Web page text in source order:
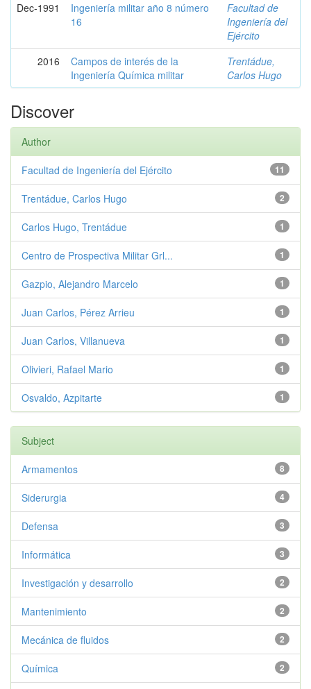
Dec-1991
Ingeniería militar año 8 número
16
Facultad de
Ingeniería del
Ejército
2016
Campos de interés de la
Ingeniería Química militar
Trentádue,
Carlos Hugo
Discover
Author
11
Facultad de Ingeniería del Ejército
2
Trentádue, Carlos Hugo
1
Carlos Hugo, Trentádue
1
Centro de Prospectiva Militar Grl...
1
Gazpio, Alejandro Marcelo
1
Juan Carlos, Pérez Arrieu
1
Juan Carlos, Villanueva
1
Olivieri, Rafael Mario
1
Osvaldo, Azpitarte
Subject
8
Armamentos
4
Siderurgia
3
Defensa
3
Informática
2
Investigación y desarrollo
2
Mantenimiento
2
Mecánica de fluidos
2
Química